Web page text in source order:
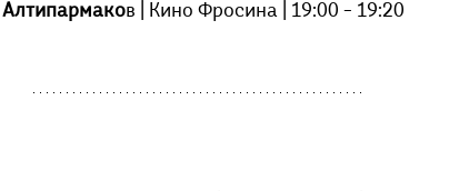
Алтипармаков | Кино Фросина | 19:00 – 19:20